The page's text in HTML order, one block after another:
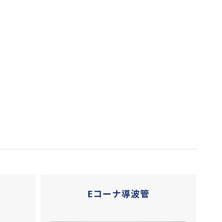
Eコーナ導波管